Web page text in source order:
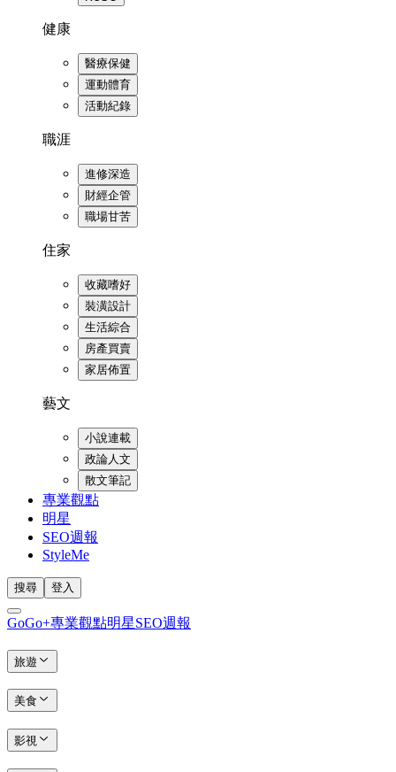
健康
醫療保健
運動體育
活動紀錄
職涯
進修深造
財經企管
職場甘苦
住家
收藏嗜好
裝潢設計
生活綜合
房產買賣
家居佈置
藝文
小說連載
政論人文
散文筆記
專業觀點
明星
SEO週報
StyleMe
搜尋 登入
GoGo+專業觀點明星SEO週報
旅遊
美食
影視